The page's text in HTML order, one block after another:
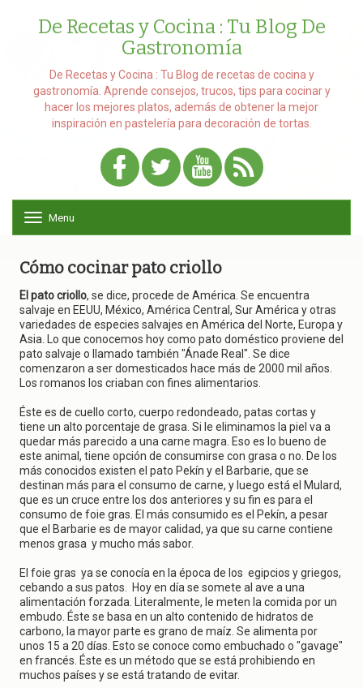
De Recetas y Cocina : Tu Blog De
Gastronomía
De Recetas y Cocina : Tu Blog de recetas de cocina y
gastronomía. Aprende consejos, trucos, tips para cocinar y
hacer los mejores platos, además de obtener la mejor
inspiración en pastelería para decoración de tortas.
o
g
l
e
n
a
v
i
g
a
i
o
n
Menu
Cómo cocinar pato criollo
El pato criollo, se dice, procede de América. Se encuentra
salvaje en EEUU, México, América Central, Sur América y otras
variedades de especies salvajes en América del Norte, Europa y
Asia. Lo que conocemos hoy como pato doméstico proviene del
pato salvaje o llamado también "Ánade Real". Se dice
comenzaron a ser domesticados hace más de 2000 mil años.
Los romanos los criaban con fines alimentarios.
Éste es de cuello corto, cuerpo redondeado, patas cortas y
tiene un alto porcentaje de grasa. Si le eliminamos la piel va a
quedar más parecido a una carne magra. Eso es lo bueno de
este animal, tiene opción de consumirse con grasa o no. De los
más conocidos existen el pato Pekín y el Barbarie, que se
destinan más para el consumo de carne, y luego está el Mulard,
que es un cruce entre los dos anteriores y su fin es para el
consumo de foie gras. El más consumido es el Pekín, a pesar
que el Barbarie es de mayor calidad, ya que su carne contiene
menos grasa y mucho más sabor.
El foie gras ya se conocía en la época de los egipcios y griegos,
cebando a sus patos. Hoy en día se somete al ave a una
alimentación forzada. Literalmente, le meten la comida por un
embudo. Éste se basa en un alto contenido de hidratos de
carbono, la mayor parte es grano de maíz. Se alimenta por
unos 15 a 20 días. Esto se conoce como embuchado o "gavage"
en francés. Éste es un método que se está prohibiendo en
muchos países y se está tratando de evitar.